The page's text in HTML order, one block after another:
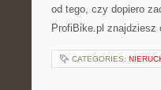
od tego, czy dopiero
ProfiBike.pl
CATEGORIES: